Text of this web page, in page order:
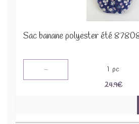
Sac banane polyester été
- 1 pc
24.9€